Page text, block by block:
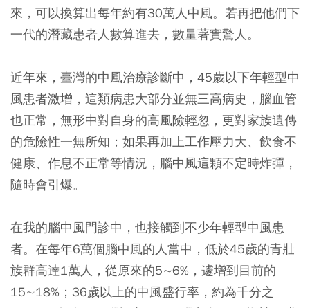
來，可以換算出每年約有30萬人中風。若再把他們下
一代的潛藏患者人數算進去，數量著實驚人。
近年來，臺灣的中風治療診斷中，45歲以下年輕型中
風患者激增，這類病患大部分並無三高病史，腦血管
也正常，無形中對自身的高風險輕忽，更對家族遺傳
的危險性一無所知；如果再加上工作壓力大、飲食不
健康、作息不正常等情況，腦中風這顆不定時炸彈，
隨時會引爆。
在我的腦中風門診中，也接觸到不少年輕型中風患
者。在每年6萬個腦中風的人當中，低於45歲的青壯
族群高達1萬人，從原來的5∼6%，遽增到目前的
15∼18%；36歲以上的中風盛行率，約為千分之